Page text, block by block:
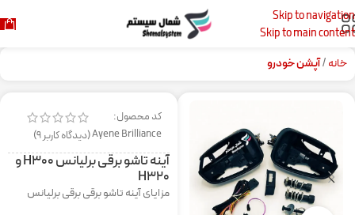
Skip to navigation
Skip to main content
خانه آپشن خودرو
کد محصول:
Ayene Brilliance(دیدگاه کاربر9
)
آینه تاشو برقی برلیانس H۳۰۰ و
H۳۲۰
مزایای آینه تاشو برقی برقی برلیانس